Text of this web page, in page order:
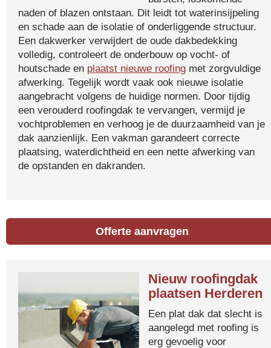
naden of blazen ontstaan. Dit leidt tot waterinsijpeling
en schade aan de isolatie of onderliggende structuur.
Een dakwerker verwijdert de oude dakbedekking
volledig, controleert de onderbouw op vocht- of
houtschade en plaatst nieuwe roofing met zorgvuldige
afwerking. Tegelijk wordt vaak ook nieuwe isolatie
aangebracht volgens de huidige normen. Door tijdig
een verouderd roofingdak te vervangen, vermijd je
vochtproblemen en verhoog je de duurzaamheid van je
dak aanzienlijk. Een vakman garandeert correcte
plaatsing, waterdichtheid en een nette afwerking van
de opstanden en dakranden.
Offerte aanvragen
Nieuw roofingdak
plaatsen Herderen
Een plat dak dat slecht is
aangelegd met roofing is
erg gevoelig voor